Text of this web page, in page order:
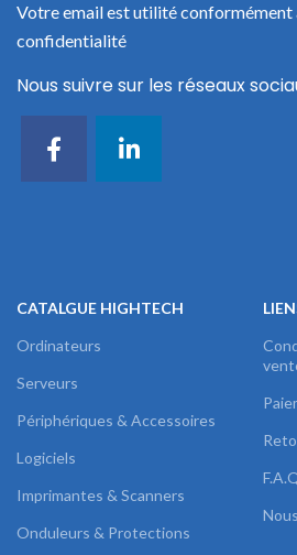
Votre email est utilité conformément
confidentialité
Nous suivre sur les réseaux
CATALGUE HIGHTECH
Ordinateurs
Serveurs
Périphériques & Accessoires
Logiciels
Imprimantes & Scanners
Onduleurs & Protections